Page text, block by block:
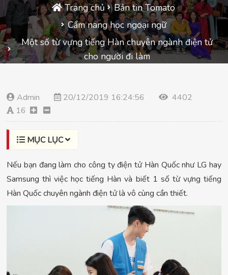
Trang chủ
Bản tin Tomato
Cẩm nang học ngoại ngữ
Một số từ vựng tiếng Hàn chuyên ngành điện tử
cho người đi làm
Admin 20/12/2019 16:24:56
4402
16
MỤC LỤC
Nếu bạn đang làm cho công ty điện tử Hàn Quốc như LG hay
Samsung thì việc học tiếng Hàn và biết 1 số từ vựng tiếng
Hàn Quốc chuyên ngành điện tử là vô cùng cần thiết.